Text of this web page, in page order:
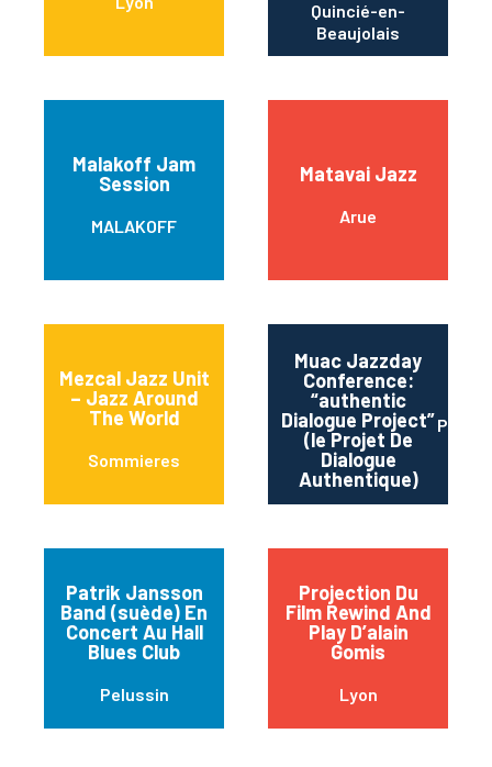
Quincié-en-
Beaujolais
Malakoff Jam
Session
MALAKOFF
Matavai Jazz
Arue
Mezcal Jazz Unit
– Jazz Around
The World
Sommieres
Muac Jazzday
Conference:
“authentic
Dialogue Project”
(le Projet De
Dialogue
Authentique)
Paris
Patrik Jansson
Band (suède) En
Concert Au Hall
Blues Club
Pelussin
Projection Du
Film Rewind And
Play D’alain
Gomis
Lyon